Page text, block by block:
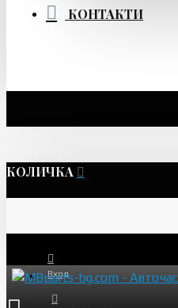
КОНТАКТИ
КОЛИЧКА
Вход